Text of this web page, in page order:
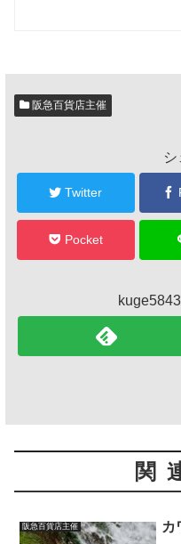
阪急百貨店主催
シ
Twitter
Pocket
関
阪急百貨店主催 カ